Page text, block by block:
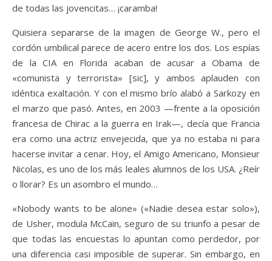
de todas las jovencitas… ¡caramba!
Quisiera separarse de la imagen de George W., pero el
cordón umbilical parece de acero entre los dos. Los espías
de la CIA en Florida acaban de acusar a Obama de
«comunista y terrorista» [sic], y ambos aplauden con
idéntica exaltación. Y con el mismo brío alabó a Sarkozy en
el marzo que pasó. Antes, en 2003 —frente a la oposición
francesa de Chirac a la guerra en Irak—, decía que Francia
era como una actriz envejecida, que ya no estaba ni para
hacerse invitar a cenar. Hoy, el Amigo Americano, Monsieur
Nicolas, es uno de los más leales alumnos de los USA. ¿Reír
o llorar? Es un asombro el mundo…
«Nobody wants to be alone» («Nadie desea estar solo»),
de Usher, modula McCain, seguro de su triunfo a pesar de
que todas las encuestas lo apuntan como perdedor, por
una diferencia casi imposible de superar. Sin embargo, en